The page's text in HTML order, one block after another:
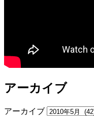
アーカイブ
アーカイブ